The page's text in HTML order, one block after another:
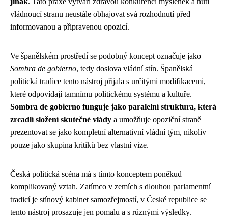
vládnoucí stranu neustále obhajovat svá rozhodnutí před
informovanou a připravenou opozicí.
Ve španělském prostředí se podobný koncept označuje jako
Sombra de gobierno, tedy doslova vládní stín. Španělská
politická tradice tento nástroj přijala s určitými modifikacemi,
které odpovídají tamnímu politickému systému a kultuře.
Sombra de gobierno funguje jako paralelní struktura, která
zrcadlí složení skutečné vlády a umožňuje opoziční straně
prezentovat se jako kompletní alternativní vládní tým, nikoliv
pouze jako skupina kritiků bez vlastní vize.
Česká politická scéna má s tímto konceptem poněkud
komplikovaný vztah. Zatímco v zemích s dlouhou parlamentní
tradicí je stínový kabinet samozřejmostí, v České republice se
tento nástroj prosazuje jen pomalu a s různými výsledky.